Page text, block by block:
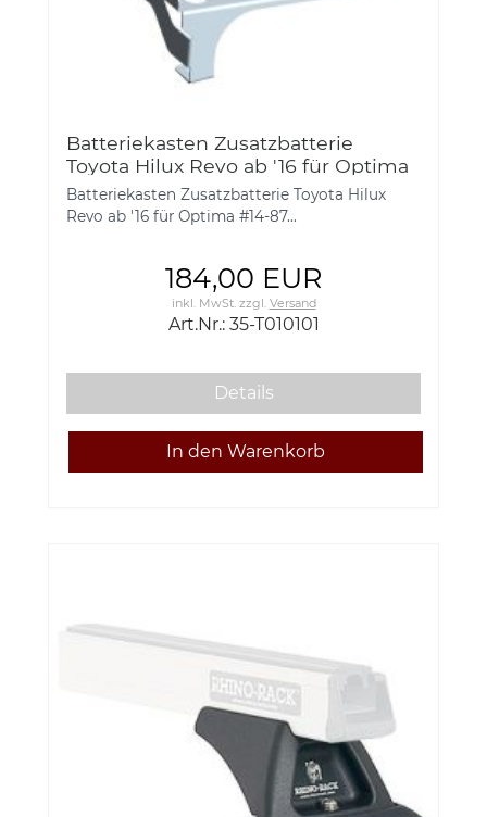
Batteriekasten Zusatzbatterie
Toyota Hilux Revo ab '16 für Optima
#14-87500, 35-T010101
Batteriekasten Zusatzbatterie Toyota Hilux
Revo ab '16 für Optima #14-87...
184,00 EUR
inkl. MwSt.zzgl. Versand
Art.Nr.: 35-T010101
Details